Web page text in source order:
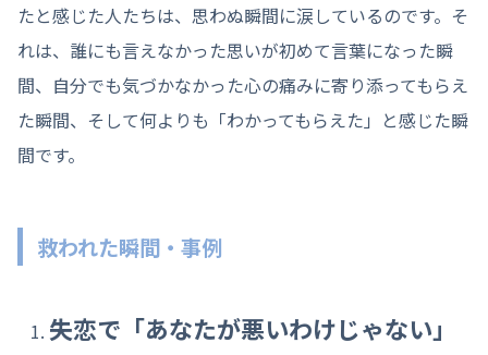
たと感じた人たちは、思わぬ瞬間に涙しているのです。そ
れは、誰にも言えなかった思いが初めて言葉になった瞬
間、自分でも気づかなかった心の痛みに寄り添ってもらえ
た瞬間、そして何よりも「わかってもらえた」と感じた瞬
間です。
救われた瞬間・事例
失恋で「あなたが悪いわけじゃない」